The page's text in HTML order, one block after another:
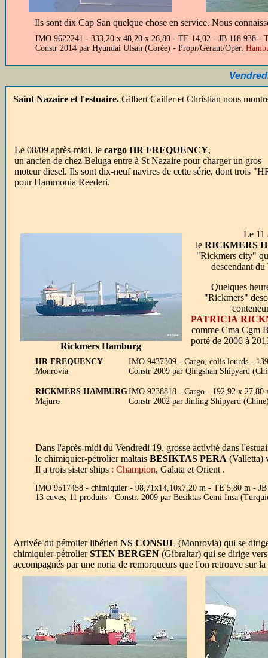
Ils sont dix Cap San quelque chose en service. Nous
IMO 9622241 - 333,20 x 48,20 x 26,80 - TE 14,02 - JB 118 938
Constr 2014 par Hyundai Ulsan (Corée) - Propr/Gérant/Opér.
Saint Nazaire et l'estuaire. Gilbert Cailler et Christian nous
Le 08/09 après-midi, le cargo HR FREQUENCY,
un ancien de chez Beluga entre à St Nazaire pour charger un gros
moteur diesel. Ils sont dix-neuf navires de cette série, dont trois
pour Hammonia Reederi.
Rickmers Hamburg
Le 11
le RICKMERS
"Rickmers city"
descendant
Quelques
"Rickmers"
PATRICIA
comme Cma Cgm
porté de 2006 à
HR FREQUENCY
Monrovia
IMO 9437309 - Cargo, colis lourds -
Constr 2009 par Qingshan Shipyard
RICKMERS HAMBURG
Majuro
IMO 9238818 - Cargo - 192,92 x
Constr 2002 par Jinling Shipyard
Dans l'après-midi du Vendredi 19, grosse activité dans
le chimiquier-pétrolier maltais BESIKTAS PERA (Valletta)
Il a trois sister ships : Champion, Galata et Orient .
IMO 9517458 - chimiquier - 98,71x14,10x7,20 m - TE 5,80 m -
13 cuves, 11 produits - Constr. 2009 par Besiktas Gemi Insa
Arrivée du pétrolier libérien NS CONSUL (Monrovia) qui se
chimiquier-pétrolierSTEN BERGEN (Gibraltar) qui se dirige
accompagnés par une noria de remorqueurs que l'on retrouve sur